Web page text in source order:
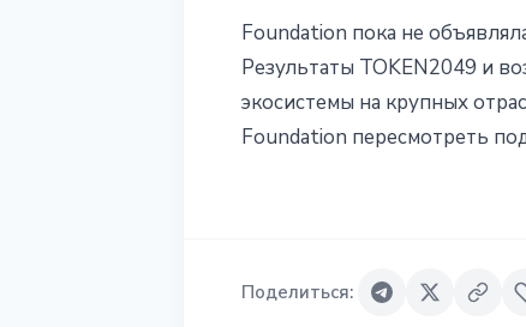
Foundation пока не
Результаты TOKEN2049 и
экосистемы на крупных
Foundation пересмотреть
Поделиться: